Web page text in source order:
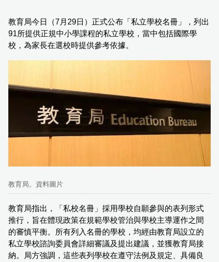
教育局今日（7月29日）正式公布「私立學校名冊」，列出
91所提供正規中小學課程的私立學校，當中包括國際學
校，為家長在選校時提供參考依據。
教育局。資料圖片
教育局指出，「私校名冊」採用學校自願參與的表列形式
推行，旨在體現政策在規範學校管治與學校主導運作之間
的審慎平衡。所有列入名冊的學校，均經由教育局設立的
私立學校諮詢委員會詳細審議及提出建議，並獲教育局接
納。局方強調，這些表列學校在遵守法例及規定、具備良